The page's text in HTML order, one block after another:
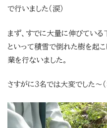
で行いました（涙）
まず、すでに大量に伸びている
といって積雪で倒れた樹を起
業を行ないました。
さすがに3名では大変でした～（